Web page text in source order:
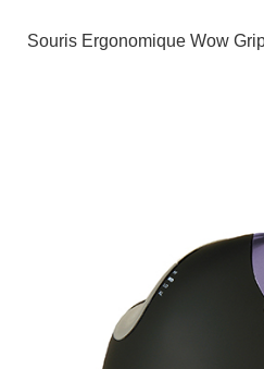
Souris Ergonomique Wow